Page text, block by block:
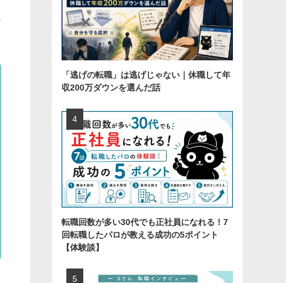
「逃げの転職」は逃げじゃない｜休職して年
収200万ダウンを選んだ話
転職回数が多い30代でも正社員になれる！7
回転職したパロが教える成功の5ポイント
【体験談】